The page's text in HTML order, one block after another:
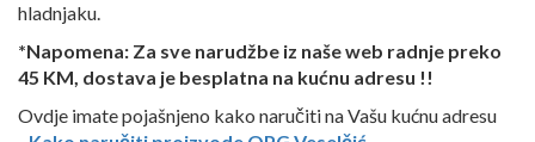
hladnjaku.
*Napomena: Za sve narudžbe iz naše web radnje preko
45 KM, dostava je besplatna na kućnu adresu !!
Ovdje imate pojašnjeno kako naručiti na Vašu kućnu adresu